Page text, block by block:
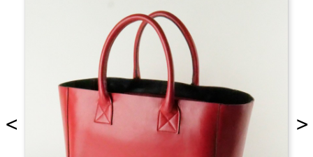
< >